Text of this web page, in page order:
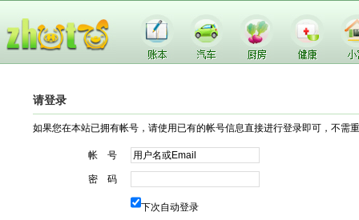
请登录
如果您在本站已拥有帐号，请使用已有的帐号信息直接进行登录即可，不需
帐 号
密 码
下次自动登录